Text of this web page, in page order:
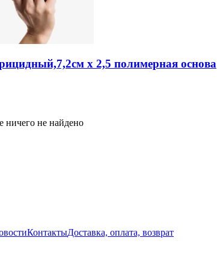
х 2,5 полимерная основа
ничего не найдено
КонтактыДоставка, оплата, возврат